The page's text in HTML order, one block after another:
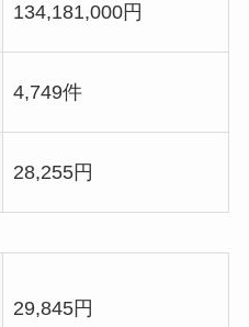
134,181,000円
4,749件
28,255円
29,845円